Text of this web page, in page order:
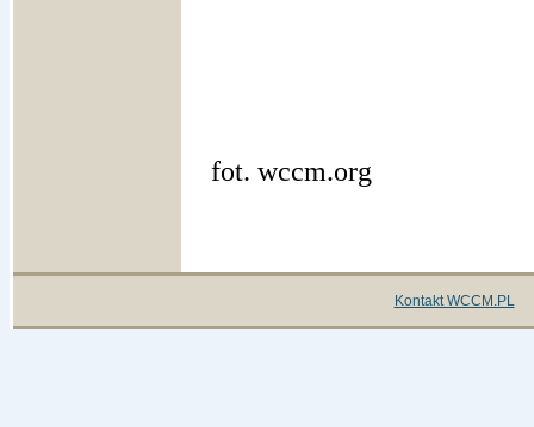
fot. wccm.org
Kontakt WCCM.PL